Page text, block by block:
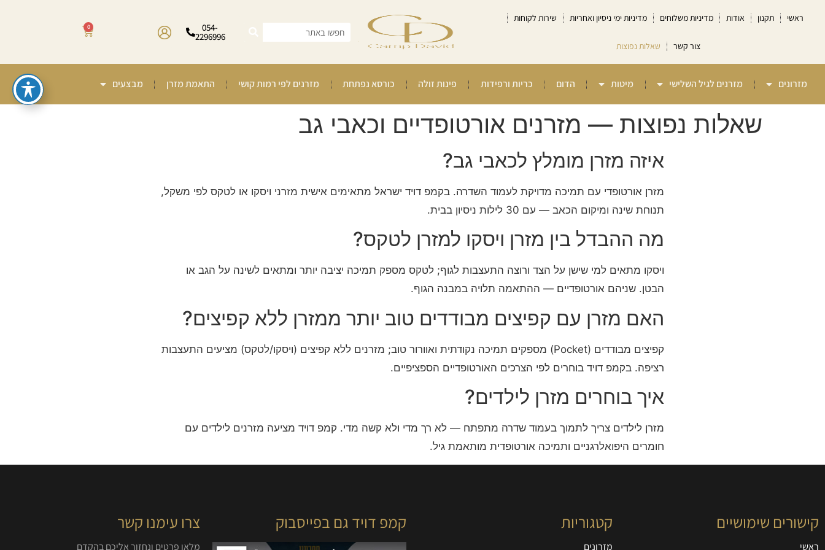
ראשי תקנון אודות מדיניות משלוחים מדיניות ימי ניסיון ואחריות שירות לקוחות
צור קשר שאלות נפוצות
054-
2296996
0
מזרונים מזרנים לגיל השלישי מיטות הדום כריות ורפידות פינות זולה כורסא נפתחת מזרנים לפי רמות קושי התאמת מזרן מבצעים
שאלות נפוצות — מזרנים אורטופדיים וכאבי גב
איזה מזרן מומלץ לכאבי גב?
מזרן אורטופדי עם תמיכה מדויקת לעמוד השדרה. בקמפ דויד ישראל מתאימים אישית מזרני ויסקו או לטקס לפי משקל,
תנוחת שינה ומיקום הכאב — עם 30 לילות ניסיון בבית.
מה ההבדל בין מזרן ויסקו למזרן לטקס?
ויסקו מתאים למי שישן על הצד ורוצה התעצבות לגוף; לטקס מספק תמיכה יציבה יותר ומתאים לשינה על הגב או
הבטן. שניהם אורטופדיים — ההתאמה תלויה במבנה הגוף.
האם מזרן עם קפיצים מבודדים טוב יותר ממזרן ללא קפיצים?
קפיצים מבודדים (Pocket) מספקים תמיכה נקודתית ואוורור טוב; מזרנים ללא קפיצים (ויסקו/לטקס) מציעים התעצבות
רציפה. בקמפ דויד בוחרים לפי הצרכים האורטופדיים הספציפיים.
איך בוחרים מזרן לילדים?
מזרן לילדים צריך לתמוך בעמוד שדרה מתפתח — לא רך מדי ולא קשה מדי. קמפ דויד מציעה מזרנים לילדים עם
חומרים היפואלרגניים ותמיכה אורטופדית מותאמת גיל.
קישורים שימושיים
ראשי
קטגוריות
מזרונים
קמפ דויד גם בפייסבוק צרו עימנו קשר
מלאו פרטים ונחזור אליכם בהקדם